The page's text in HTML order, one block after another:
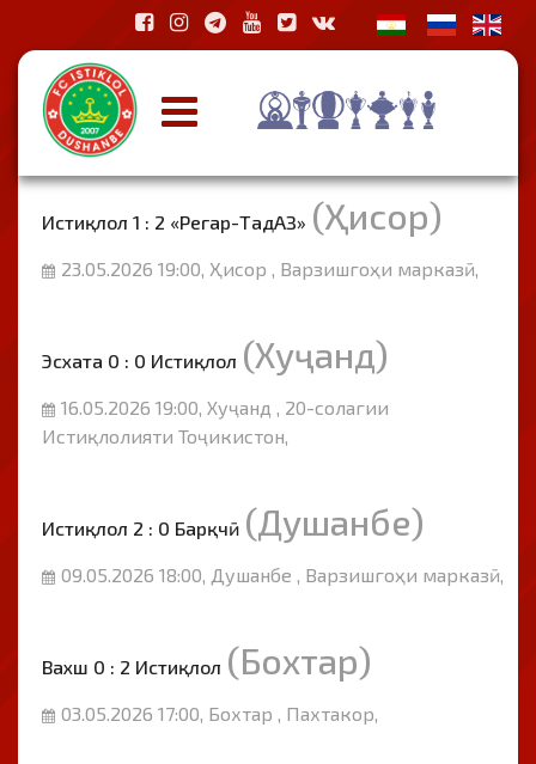
Истиқлол 1 : 2 «Регар-ТадАЗ» (Ҳисор)
23.05.2026 19:00, Ҳисор , Варзишгоҳи марказӣ,
Эсхата 0 : 0 Истиқлол (Хуҷанд)
16.05.2026 19:00, Хуҷанд , 20-солагии
Истиқлолияти Тоҷикистон,
Истиқлол 2 : 0 Барқчӣ (Душанбе)
09.05.2026 18:00, Душанбе , Варзишгоҳи марказӣ,
Вахш 0 : 2 Истиқлол (Бохтар)
03.05.2026 17:00, Бохтар , Пахтакор,